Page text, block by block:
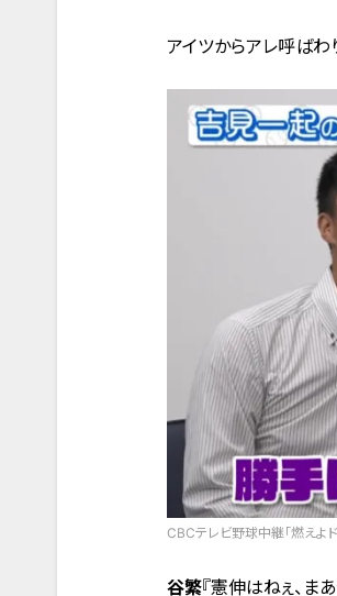
アイツからアレ呼ばわり
CBCテレビ野球中継「燃えよ
谷繁『憲伸はねぇ、ま